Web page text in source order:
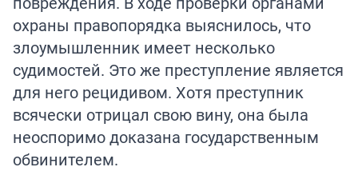
охраны правопорядка выяснилось, что
злоумышленник имеет несколько
судимостей. Это же преступление является
для него рецидивом. Хотя преступник
всячески отрицал свою вину, она была
неоспоримо доказана государственным
обвинителем.